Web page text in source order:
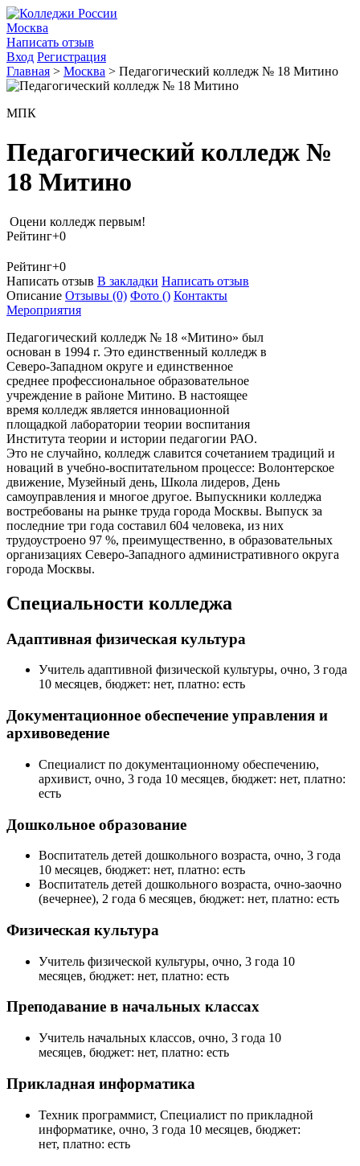
Москва
Написать отзыв
Вход Регистрация
Главная > Москва > Педагогический колледж № 18 Митино
МПК
Педагогический колледж №
18 Митино
Оцени колледж первым!
Рейтинг+0
Рейтинг+0
Написать отзыв В закладки Написать отзыв
Описание Отзывы (0) Фото () Контакты
Мероприятия
Педагогический колледж № 18 «Митино» был
основан в 1994 г. Это единственный колледж в
Северо-Западном округе и единственное
среднее профессиональное образовательное
учреждение в районе Митино. В настоящее
время колледж является инновационной
площадкой лаборатории теории воспитания
Института теории и истории педагогии РАО.
Это не случайно, колледж славится сочетанием традиций и
новаций в учебно-воспитательном процессе: Волонтерское
движение, Музейный день, Школа лидеров, День
самоуправления и многое другое. Выпускники колледжа
востребованы на рынке труда города Москвы. Выпуск за
последние три года составил 604 человека, из них
трудоустроено 97 %, преимущественно, в образовательных
организациях Северо-Западного административного округа
города Москвы.
Специальности колледжа
Адаптивная физическая культура
Учитель адаптивной физической культуры, очно, 3 года
10 месяцев, бюджет: нет, платно: есть
Документационное обеспечение управления и
архивоведение
Специалист по документационному обеспечению,
архивист, очно, 3 года 10 месяцев, бюджет: нет, платно:
есть
Дошкольное образование
Воспитатель детей дошкольного возраста, очно, 3 года
10 месяцев, бюджет: нет, платно: есть
Воспитатель детей дошкольного возраста, очно-заочно
(вечернее), 2 года 6 месяцев, бюджет: нет, платно: есть
Физическая культура
Учитель физической культуры, очно, 3 года 10
месяцев, бюджет: нет, платно: есть
Преподавание в начальных классах
Учитель начальных классов, очно, 3 года 10
месяцев, бюджет: нет, платно: есть
Прикладная информатика
Техник программист, Специалист по прикладной
информатике, очно, 3 года 10 месяцев, бюджет:
нет, платно: есть